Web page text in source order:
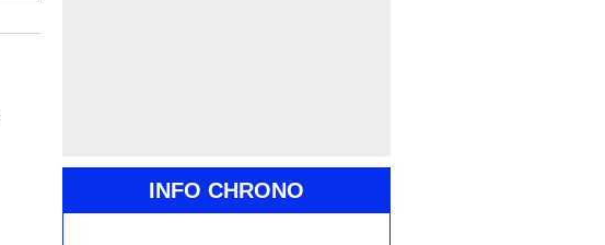
INFO CHRONO